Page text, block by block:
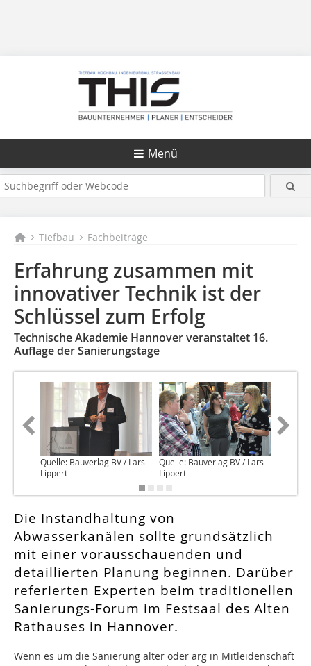
Menü
Tiefbau Fachbeiträge
Erfahrung zusammen mit
innovativer Technik ist der
Schlüssel zum Erfolg
Technische Akademie Hannover veranstaltet 16.
Auflage der Sanierungstage
Quelle: Bauverlag BV / Lars
Lippert
Quelle: Bauverlag BV / Lars
Lippert
Die Instandhaltung von
Abwasserkanälen sollte grundsätzlich
mit einer vorausschauenden und
detaillierten Planung beginnen. Darüber
referierten Experten beim traditionellen
Sanierungs-Forum im Festsaal des Alten
Rathauses in Hannover.
Wenn es um die Sanierung alter oder arg in Mitleidenschaft